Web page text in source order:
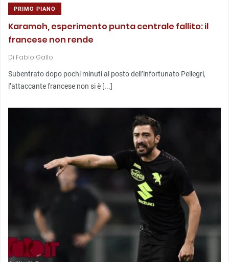
PRIMO PIANO
Karamoh, esperimento punta centrale fallito: il
francese non rende
Di Fabio Gallo
Subentrato dopo pochi minuti al posto dell’infortunato Pellegri,
l’attaccante francese non si è [...]